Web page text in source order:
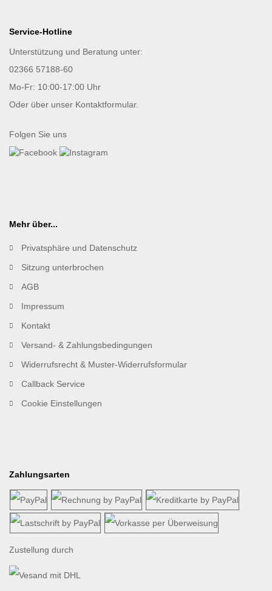
Service-Hotline
Unterstützung und Beratung unter:
02366 57188-60
Mo-Fr: 10:00-17:00 Uhr
Oder über unser Kontaktformular.
Folgen Sie uns
Mehr über...
Privatsphäre und Datenschutz
Sitzung unterbrochen
AGB
Impressum
Kontakt
Versand- & Zahlungsbedingungen
Widerrufsrecht & Muster-Widerrufsformular
Callback Service
Cookie Einstellungen
Zahlungsarten
Zustellung durch